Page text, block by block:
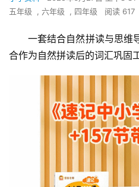
五年级
, 六年级 , 四年级 阅读 617
一套结合自然拼读与思维
合作为自然拼读后的词汇巩固